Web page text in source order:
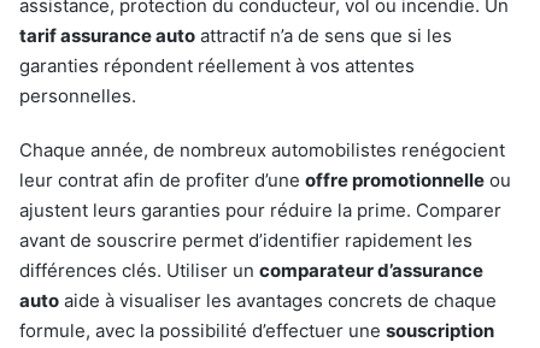
assistance, protection du conducteur, vol ou incendie. Un
tarif assurance auto attractif n’a de sens que si les
garanties répondent réellement à vos attentes
personnelles.
Chaque année, de nombreux automobilistes renégocient
leur contrat afin de profiter d’une offre promotionnelle ou
ajustent leurs garanties pour réduire la prime. Comparer
avant de souscrire permet d’identifier rapidement les
différences clés. Utiliser un comparateur d’assurance
auto aide à visualiser les avantages concrets de chaque
formule, avec la possibilité d’effectuer une souscription